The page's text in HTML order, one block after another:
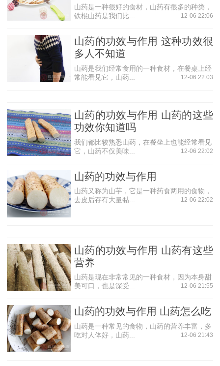
能起到预防和治疗作用。而且山药中的黏性成分是由黏蛋白
素的作用，因此，山药是患有前列腺增生男士的美食佳选。
增强免疫功能的作用
山药中的有效成分对免疫功能有着促进的作用，科学研
究表明，食用适量的山药可以增强免疫力。
山药具有刺激小肠运动、促进肠道内容物排空作用。
清热解毒作用
《重庆堂随笔》中记载，山药清络中风火湿热，解温疫
究也表明，山药有着清热解毒的作用。
其他作用
(1)山药能够调节机体对非特异刺激反应性作用。
(3)山药可以治外感发热咳嗽，肠炎，菌痢，麻疹，腮腺
炎，败血症，疮疖肿毒，阑尾炎，外伤感染，小儿痱毒。
山药的功效
薯蓣皂苷
这是一种山药含有的特殊物质，它有助于促进体内各种
荷尔蒙的生成，所以被称为“荷尔蒙之母”。所以人们经常食用
山药可以促进新陈代谢，减缓肌肤衰老，从而达到延年益
山药是一种很好的食材，山药有很多的种类，
铁棍山药是我们比...
12-06 22:06
山药的功效与作用 这种功效很
多人不知道
山药是我们经常食用的一种食材，在餐桌上经
常能看见它，山药...
12-06 22:03
山药的功效与作用 山药的这些
功效你知道吗
我们都比较熟悉山药，在餐坐上也能经常看见
它，山药不仅美味...
12-06 22:02
山药的功效与作用
山药又称为山芋，它是一种药食两用的食物，
去皮后存有大量黏...
12-06 22:02
山药的功效与作用 山药有这些
营养
山药是现在非常常见的一种食材，因为本身甜
美可口，也是深受...
12-06 21:55
山药的功效与作用 山药怎么吃
山药是一种常见的食物，山药的营养丰富，多
吃对人体好，山药...
12-06 21:43